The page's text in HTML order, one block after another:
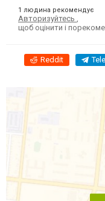
1 людина рекомендує
Авторизуйтесь
щоб оцінити і
Reddit